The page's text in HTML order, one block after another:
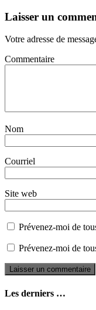
Laisser un
Votre adresse de
Commentaire
Nom
Courriel
Site web
Prévenez-moi de
Prévenez-moi de
Les derniers …